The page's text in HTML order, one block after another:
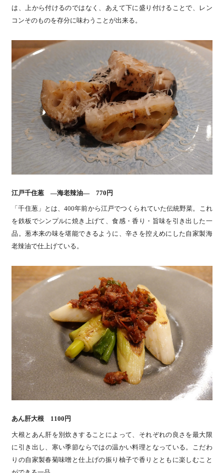
は、上から付けるのではなく、あえて下に盛り付けることで、レン
コンそのものを存分に味わうことが出来る。
江戸千住葱 ―海老辣油― 770円
「千住葱」とは、400年前から江戸でつくられていた伝統野菜。これ
を鉄板でシンプルに焼き上げて、食感・香り・旨味を引き出した一
品。葱本来の味を堪能できるように、辛さを控えめにした自家製海
老辣油で仕上げている。
あん肝大根 1100円
大根とあん肝を別炊きすることによって、それぞれの良さを最大限
に引き出し、寒い季節ならではの温かい料理となっている。こだわ
りの自家製春菊味噌と仕上げの振り柚子で香りとともに楽しむこと